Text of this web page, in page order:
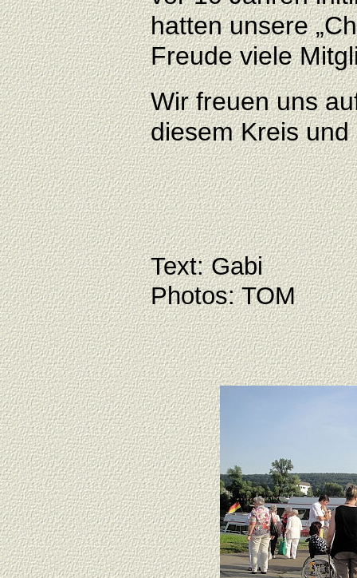
hatten unsere
Freude viele
Wir freuen uns
diesem Kreis
Text: Gabi
Photos: TOM